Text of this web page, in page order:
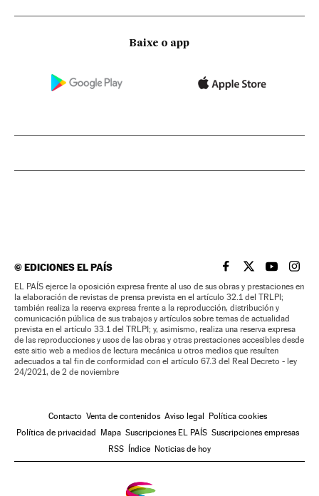
Baixe o app
©EDICIONES EL PAÍS EL PAÍS BRASIL EN
EL PAÍSEL PAÍS
EL
EL PAÍS ejerce la oposición expresa frente al uso de sus obras y prestaciones en
la elaboración de revistas de prensa prevista en el artículo 32.1 del TRLPI;
también realiza la reserva expresa frente a la reproducción, distribución y
comunicación pública de sus trabajos y artículos sobre temas de actualidad
prevista en el artículo 33.1 del TRLPI; y, asimismo, realiza una reserva expresa
de las reproducciones y usos de las obras y otras prestaciones accesibles desde
este sitio web a medios de lectura mecánica u otros medios que resulten
adecuados a tal fin de conformidad con el artículo 67.3 del Real Decreto - ley
24/2021, de 2 de noviembre
Contacto Venta de contenidos Aviso legal Política cookies
Política de privacidad Mapa Suscripciones EL PAÍS Suscripciones empresas
RSS Índice Noticias de hoy